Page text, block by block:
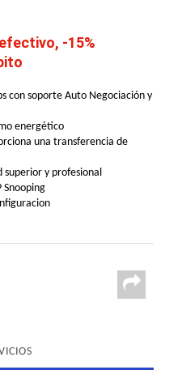
-15%
con soporte Auto Negociación y
energético
una transferencia de
superior y profesional
Snooping